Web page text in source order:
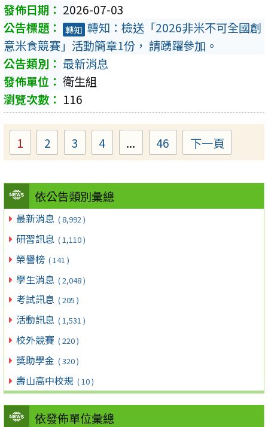
依公告類別彙總
最新消息 ( 8,992 )
研習訊息 ( 1,110 )
榮譽榜 ( 141 )
學生消息 ( 2,048 )
考試訊息 ( 205 )
活動訊息 ( 1,531 )
校外競賽 ( 220 )
獎助學金 ( 320 )
壽山高中校規 ( 10 )
依發佈單位彙總
2026-07-03
轉知 轉知：檢送「2026非米不可全國創
意米食競賽」活動簡章1份， 請踴躍參加。
最新消息
衛生組
116
Page
1 Page
2 Page
3 Page
4 ... Page
46 下一頁